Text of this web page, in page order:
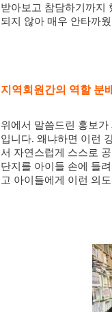
받아보고 참담하기까지
되지 않아 매우 안타까
지역회원간의 역할 분
위에서 말씀드린 홍보
입니다. 왜냐하면 이런
서 자연스럽게 스스로
단지를 아이들 손에 들려
고 아이들에게 이런 의